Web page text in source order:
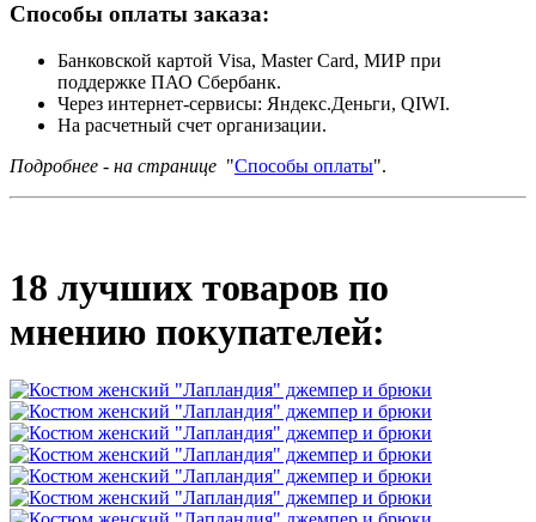
Способы оплаты заказа:
Банковской картой Visa, Master Card, МИР при
поддержке ПАО Сбербанк.
Через интернет-сервисы: Яндекс.Деньги, QIWI.
На расчетный счет организации.
Подробнее - на странице "Способы оплаты".
18 лучших товаров по
мнению покупателей: